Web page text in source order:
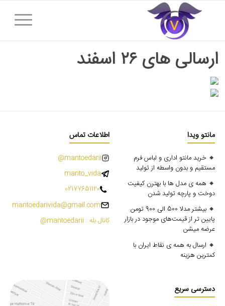
ارسالی های ۲۶ اسفند
مانتو ویدا
🔸 خرید مانتو اداری و لباس فرم
مستقیم و بدون واسطه از تولید
🔸 همه ی مدل ها با بهترن کیفیت
دوخت و پارچه تولید شدن
🔸 بیشتر مدلا 500 الی 900 تومن
پایین تر از قیمت‌های موجود در بازار
عرضه میشن
🔸 ارسال به همه ی نقاط ایران با
کمترین هزینه
اطلاعات تماس
mantoedarii@
manto_vida
02177651120
mantoedarivida@gmail.com
کانال بله : mantoedarii@
دسترسی سریع